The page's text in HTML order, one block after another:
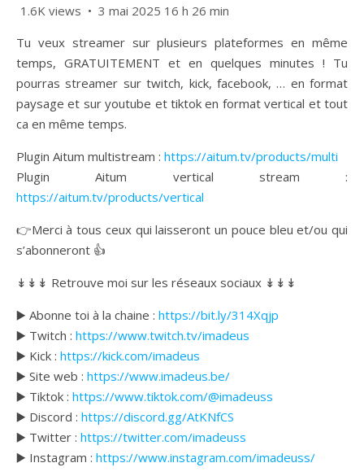
1.6K views
3 mai 2025 16 h 26 min
Tu veux streamer sur plusieurs plateformes en même
temps, GRATUITEMENT et en quelques minutes ! Tu
pourras streamer sur twitch, kick, facebook, … en format
paysage et sur youtube et tiktok en format vertical et tout
ca en même temps.
Plugin Aitum multistream : https://aitum.tv/products/multi
Plugin Aitum vertical stream :
https://aitum.tv/products/vertical
👉Merci à tous ceux qui laisseront un pouce bleu et/ou qui
s’abonneront 👍
↡↡↡ Retrouve moi sur les réseaux sociaux ↡↡↡
▶️ Abonne toi à la chaine : https://bit.ly/314Xqjp
▶️ Twitch : https://www.twitch.tv/imadeus
▶️ Kick : https://kick.com/imadeus
▶️ Site web : https://www.imadeus.be/
▶️ Tiktok : https://www.tiktok.com/@imadeuss
▶️ Discord : https://discord.gg/AtKNfCS
▶️ Twitter : https://twitter.com/imadeuss
▶️ Instagram : https://www.instagram.com/imadeuss/